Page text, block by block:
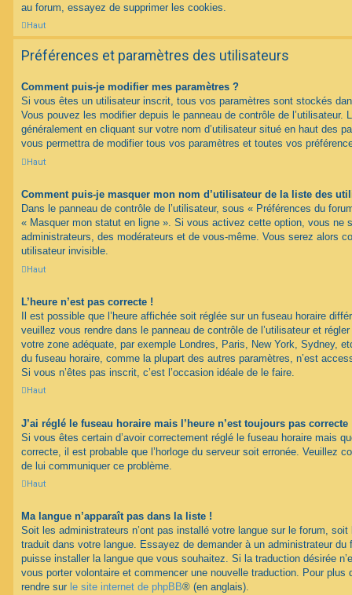
au forum, essayez de supprimer les cookies.
Haut
Préférences et paramètres des utilisateurs
Comment puis-je modifier mes paramètres ?
Si vous êtes un utilisateur inscrit, tous vos paramètres sont stockés
Vous pouvez les modifier depuis le panneau de contrôle de l’utilisateur.
généralement en cliquant sur votre nom d’utilisateur situé en haut des
vous permettra de modifier tous vos paramètres et toutes vos
Haut
Comment puis-je masquer mon nom d’utilisateur de la liste des
Dans le panneau de contrôle de l’utilisateur, sous « Préférences du
« Masquer mon statut en ligne ». Si vous activez cette option, vous ne
administrateurs, des modérateurs et de vous-même. Vous serez alors
utilisateur invisible.
Haut
L’heure n’est pas correcte !
Il est possible que l’heure affichée soit réglée sur un fuseau horaire
veuillez vous rendre dans le panneau de contrôle de l’utilisateur et
votre zone adéquate, par exemple Londres, Paris, New York, Sydney,
du fuseau horaire, comme la plupart des autres paramètres, n’est
Si vous n’êtes pas inscrit, c’est l’occasion idéale de le faire.
Haut
J’ai réglé le fuseau horaire mais l’heure n’est toujours pas correcte
Si vous êtes certain d’avoir correctement réglé le fuseau horaire mais
correcte, il est probable que l’horloge du serveur soit erronée. Veuillez
de lui communiquer ce problème.
Haut
Ma langue n’apparaît pas dans la liste !
Soit les administrateurs n’ont pas installé votre langue sur le forum, soit
traduit dans votre langue. Essayez de demander à un administrateur du
puisse installer la langue que vous souhaitez. Si la traduction désirée
vous porter volontaire et commencer une nouvelle traduction. Pour plus
rendre sur le site internet de phpBB® (en anglais).